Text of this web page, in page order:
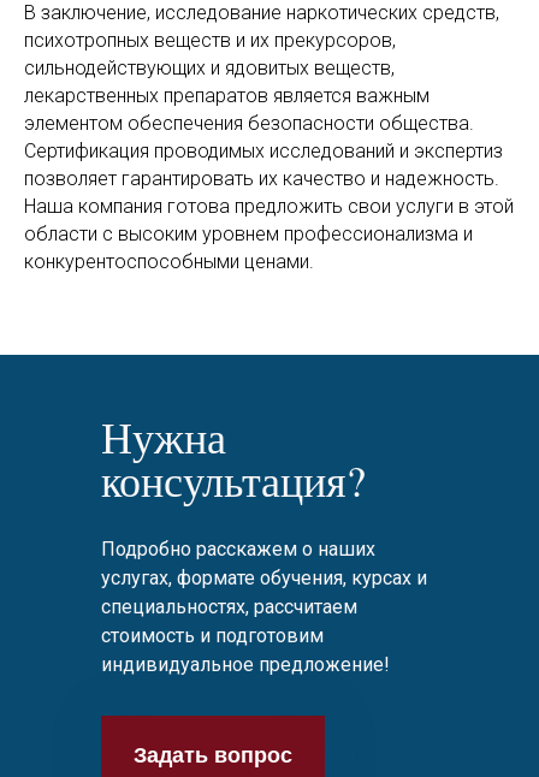
В заключение, исследование наркотических средств,
психотропных веществ и их прекурсоров,
сильнодействующих и ядовитых веществ,
лекарственных препаратов является важным
элементом обеспечения безопасности общества.
Сертификация проводимых исследований и экспертиз
позволяет гарантировать их качество и надежность.
Наша компания готова предложить свои услуги в этой
области с высоким уровнем профессионализма и
конкурентоспособными ценами.
Нужна
консультация?
Подробно расскажем о наших
услугах, формате обучения, курсах и
специальностях, рассчитаем
стоимость и подготовим
индивидуальное предложение!
Задать вопрос